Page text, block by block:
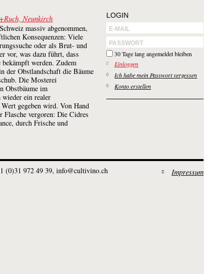
Neunkirch
massiv abgenommen,
Konsequenzen: Viele
oder als Brut- und
vor, was dazu führt, dass
werden. Zudem
der Obstlandschaft die Bäume
Die Mosterei
Obstbäume im
wieder ein realer
gegeben wird. Von Hand
Flasche vergoren: Die Cidres
durch Frische und
LOGIN
30 Tage lang angemeldet bleiben
Einloggen
Ich habe mein Passwort vergessen
Konto erstellen
(0)31 972 49 39 info@cultivino.ch Impressum